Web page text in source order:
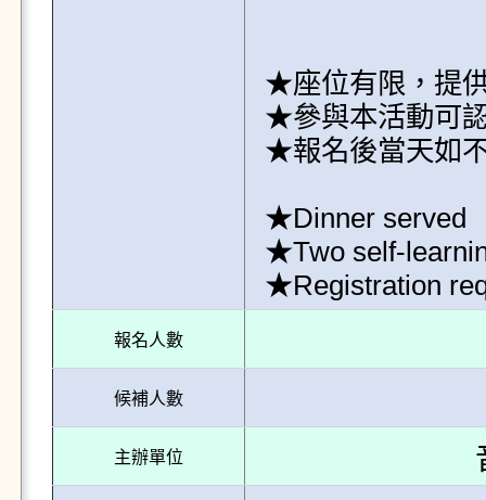
★座位有限，提
★參與本活動可
★報名後當天如
★Dinner served
★Two self-
★Registration
報名人數
候補人數
主辦單位